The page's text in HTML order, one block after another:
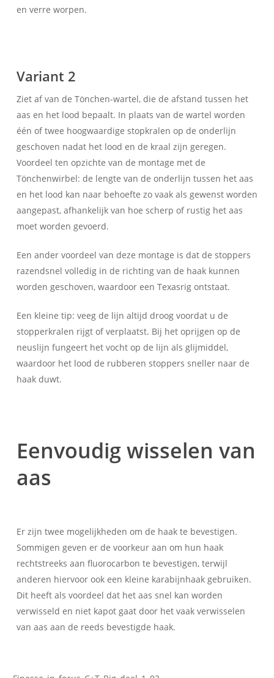
en verre worpen.
Variant 2
Ziet af van de Tönchen-wartel, die de afstand tussen het
aas en het lood bepaalt. In plaats van de wartel worden
één of twee hoogwaardige stopkralen op de onderlijn
geschoven nadat het lood en de kraal zijn geregen.
Voordeel ten opzichte van de montage met de
Tönchenwirbel: de lengte van de onderlijn tussen het aas
en het lood kan naar behoefte zo vaak als gewenst worden
aangepast, afhankelijk van hoe scherp of rustig het aas
moet worden gevoerd.
Een ander voordeel van deze montage is dat de stoppers
razendsnel volledig in de richting van de haak kunnen
worden geschoven, waardoor een Texasrig ontstaat.
Een kleine tip: veeg de lijn altijd droog voordat u de
stopperkralen rijgt of verplaatst. Bij het oprijgen op de
neuslijn fungeert het vocht op de lijn als glijmiddel,
waardoor het lood de rubberen stoppers sneller naar de
haak duwt.
Eenvoudig wisselen van
aas
Er zijn twee mogelijkheden om de haak te bevestigen.
Sommigen geven er de voorkeur aan om hun haak
rechtstreeks aan fluorocarbon te bevestigen, terwijl
anderen hiervoor ook een kleine karabijnhaak gebruiken.
Dit heeft als voordeel dat het aas snel kan worden
verwisseld en niet kapot gaat door het vaak verwisselen
van aas aan de reeds bevestigde haak.